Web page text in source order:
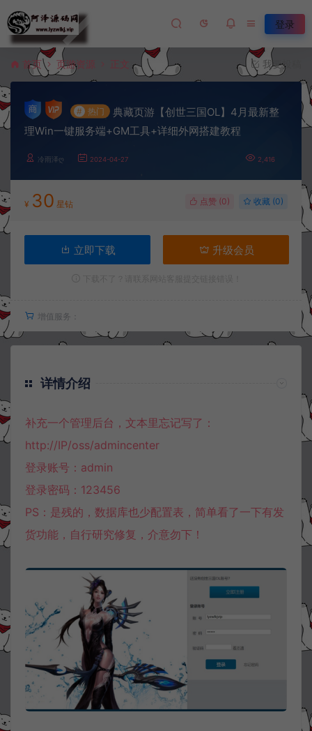
登录
首页 页游资源 正文 我要投稿
# 热门
典藏页游【创世三国OL】4月最新整
理Win一键服务端+GM工具+详细外网搭建教程
冷雨泽ღ 2024-04-27 2,416
¥ 30 星钻 点赞 (0) 收藏 (0)
立即下载 升级会员
增值服务：
详情介绍
补充一个管理后台，文本里忘记写了：
http://IP/oss/admincenter
登录账号：admin
登录密码：123456
PS：是残的，数据库也少配置表，简单看了一下有发
货功能，自行研究修复，介意勿下！